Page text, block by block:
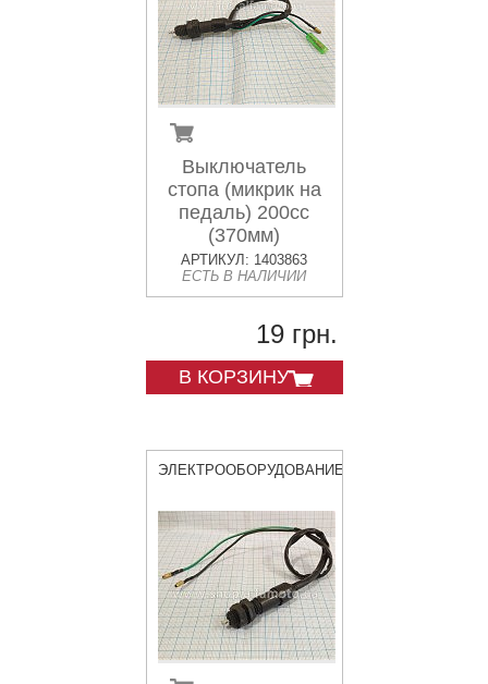
Выключатель
стопа (микрик на
педаль) 200сс
(370мм)
АРТИКУЛ: 1403863
ЕСТЬ В НАЛИЧИИ
19 грн.
В КОРЗИНУ
ЭЛЕКТРООБОРУДОВАНИЕ